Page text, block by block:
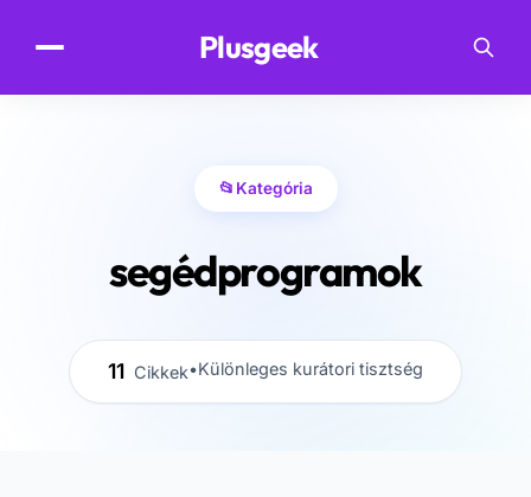
Plusgeek
📂 Kategória
segédprogramok
11 Cikkek•Különleges kurátori tisztség